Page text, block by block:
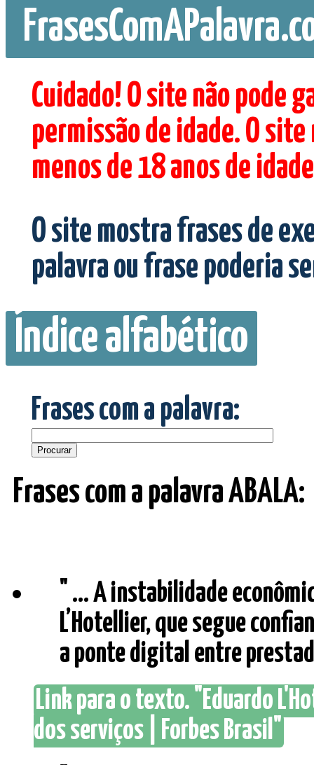
Cuidado! O site não pode
permissão de idade. O
menos de 18 anos de
O site mostra frases de
palavra ou frase poderia
Índice alfabético
Frases com a palavra:
Frases com a palavra ABALA:
" ... A instabilidade
L’Hotellier, que segue
a ponte digital entre
Link para o texto. "Eduardo
dos serviços | Forbes Brasil"